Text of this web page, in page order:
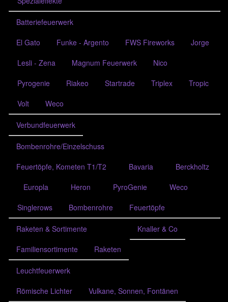
Batteriefeuerwerk
El Gato
Funke - Argento FWS Fireworks
Jorge
Lesli - Zena
Magnum Feuerwerk
Nico
Pyrogenie
Riakeo Startrade Triplex
Tropic
Volt
Weco
Verbundfeuerwerk
Bombenrohre/Einzelschuss
Feuertöpfe, Kometen T1/T2
Bavaria
Berckholtz
Europla
Heron PyroGenie
Weco
Singlerows
Bombenrohre Feuertöpfe
Raketen & Sortimente
Familiensortimente
Raketen
Knaller & Co
Leuchtfeuerwerk
Römische Lichter
Vulkane, Sonnen, Fontänen